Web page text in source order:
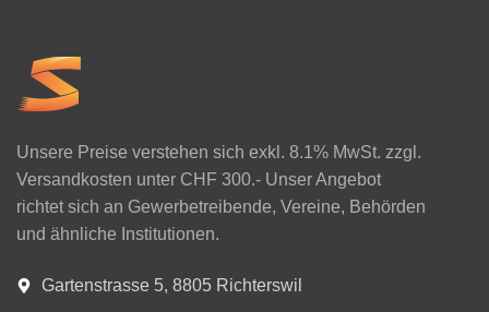
Unsere Preise verstehen sich exkl. 8.1% MwSt. zzgl.
Versandkosten unter CHF 300.- Unser Angebot
richtet sich an Gewerbetreibende, Vereine, Behörden
und ähnliche Institutionen.
Gartenstrasse 5, 8805 Richterswil